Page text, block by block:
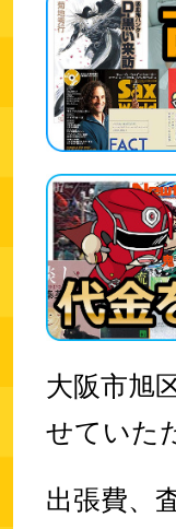
大阪市旭
せていた
出張費、